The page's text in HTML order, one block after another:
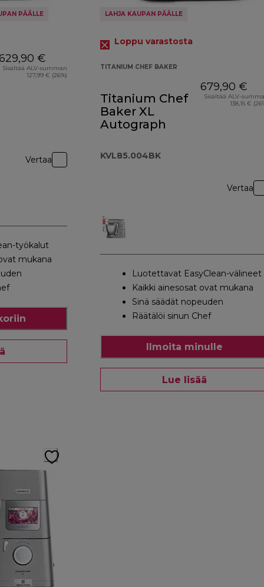
PÄÄLLE
€
Sisältää ALV-summan
127,99 € (26%)
Vertaa
työkalut
mukana
LAHJA KAUPAN PÄÄLLE
Loppu varastosta
TITANIUM CHEF BAKER
Titanium Chef
Baker XL
Autograph
KVL85.004BK
679,90 €
Sisältää ALV-
138,15 €
Vertaa
Luotettavat EasyClean-välineet
Kaikki ainesosat ovat mukana
Sinä säädät nopeuden
Räätälöi sinun Chef
Ilmoita minulle
Lue lisää